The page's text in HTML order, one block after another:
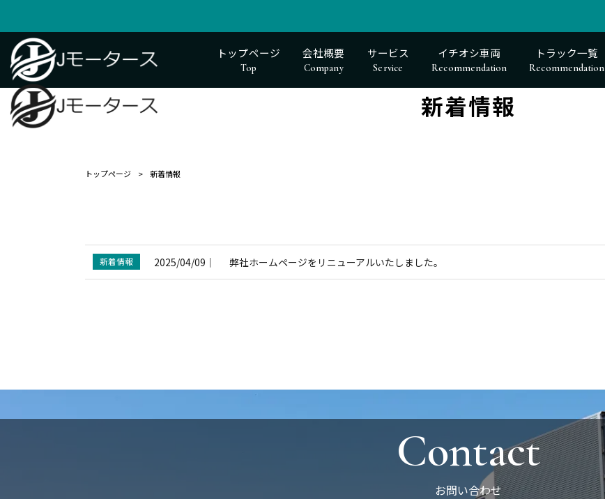
トップページ
Top
会社概要
Company
サービス
Service
イチオシ車両
Recommendation
トラック一覧
Recommendation
新着情報
トップページ > 新着情報
新着情報 2025/04/09 ｜ 弊社ホームページをリニューアルいたしました。
Contact
お問い合わせ